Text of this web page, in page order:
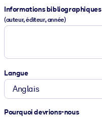
Informations bibliographiques
(auteur, éditeur, année)
Langue
Pourquoi devrions-nous